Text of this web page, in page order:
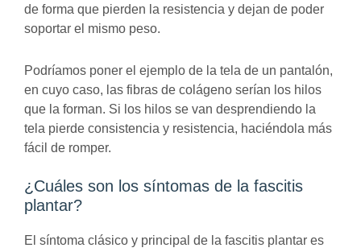
de forma que pierden la resistencia y dejan de poder
soportar el mismo peso.
Podríamos poner el ejemplo de la tela de un pantalón,
en cuyo caso, las fibras de colágeno serían los hilos
que la forman. Si los hilos se van desprendiendo la
tela pierde consistencia y resistencia, haciéndola más
fácil de romper.
¿Cuáles son los síntomas de la fascitis
plantar?
El síntoma clásico y principal de la fascitis plantar es